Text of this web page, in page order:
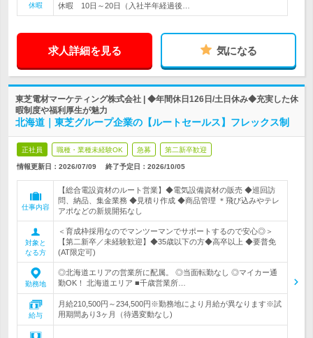
休暇
休暇 10日～20日（入社半年経過後…
求人詳細を見る 気になる
東芝電材マーケティング株式会社 | ◆年間休日126日/土日休み◆充実した休
暇制度や福利厚生が魅力
北海道｜東芝グループ企業の【ルートセールス】フレックス制
正社員 職種・業種未経験OK 急募 第二新卒歓迎
情報更新日：2026/07/09 終了予定日： 2026/10/05
仕事内容
【総合電設資材のルート営業】◆電気設備資材の販売 ◆巡回訪
問、納品、集金業務 ◆見積り作成 ◆商品管理 ＊飛び込みやテレ
アポなどの新規開拓なし
対象と
なる方
＜育成枠採用なのでマンツーマンでサポートするので安心◎＞
【第二新卒／未経験歓迎】◆35歳以下の方◆高卒以上 ◆要普免
(AT限定可)
勤務地
◎北海道エリアの営業所に配属。 ◎当面転勤なし ◎マイカー通
勤OK！ 北海道エリア ■千歳営業所…
給与
月給210,500円～234,500円※勤務地により月給が異なります※試
用期間あり3ヶ月（待遇変動なし)